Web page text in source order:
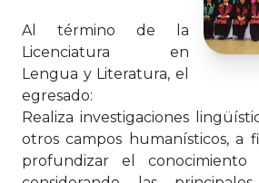
Al término de la
Licenciatura en
Lengua y Literatura, el
egresado:
Realiza investigaciones
otros campos humanísticos, a
profundizar el conocimiento